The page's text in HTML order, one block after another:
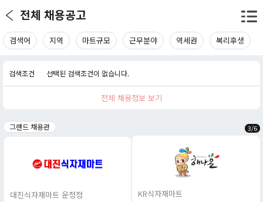
전체 채용공고
검색어 지역 마트규모 근무분야 역세권 복리후생
검색조건 선택된 검색조건이 없습니다.
전체 채용정보 보기
그랜드 채용관 3/6
대진식자재마트 운정점 KR식자재마트